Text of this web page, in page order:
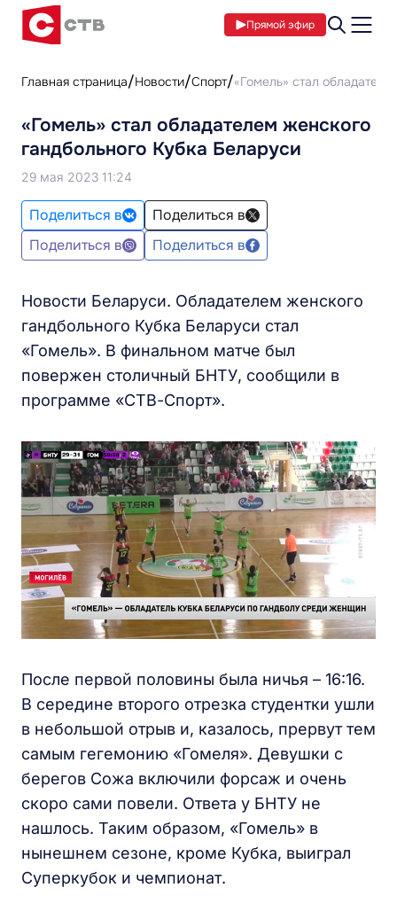
Прямой эфир
Главная страница Новости Спорт «Гомель» стал
«Гомель» стал обладателем женского
гандбольного Кубка Беларуси
29 мая 2023 11:24
Поделиться в
Поделиться в
Поделиться в
Поделиться в
Новости Беларуси. Обладателем женского
гандбольного Кубка Беларуси стал
«Гомель». В финальном матче был
повержен столичный БНТУ, сообщили в
программе «СТВ-Спорт».
После первой половины была ничья – 16:16.
В середине второго отрезка студентки ушли
в небольшой отрыв и, казалось, прервут тем
самым гегемонию «Гомеля». Девушки с
берегов Сожа включили форсаж и очень
скоро сами повели. Ответа у БНТУ не
нашлось. Таким образом, «Гомель» в
нынешнем сезоне, кроме Кубка, выиграл
Суперкубок и чемпионат.